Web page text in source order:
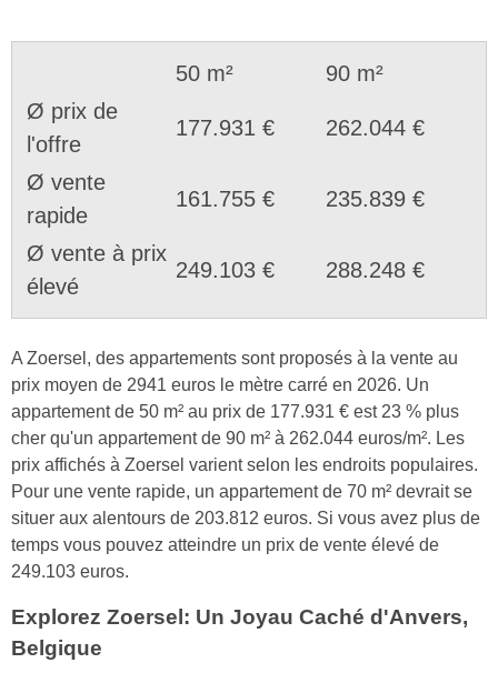
50 m²
90 m²
Ø prix de
l'offre
177.931 € 262.044 €
Ø vente
rapide
161.755 € 235.839 €
Ø vente à prix
élevé
249.103 € 288.248 €
A Zoersel, des appartements sont proposés à la vente au
prix moyen de 2941 euros le mètre carré en 2026. Un
appartement de 50 m² au prix de 177.931 € est 23 % plus
cher qu'un appartement de 90 m² à 262.044 euros/m². Les
prix affichés à Zoersel varient selon les endroits populaires.
Pour une vente rapide, un appartement de 70 m² devrait se
situer aux alentours de 203.812 euros. Si vous avez plus de
temps vous pouvez atteindre un prix de vente élevé de
249.103 euros.
Explorez Zoersel: Un Joyau Caché d'Anvers,
Belgique